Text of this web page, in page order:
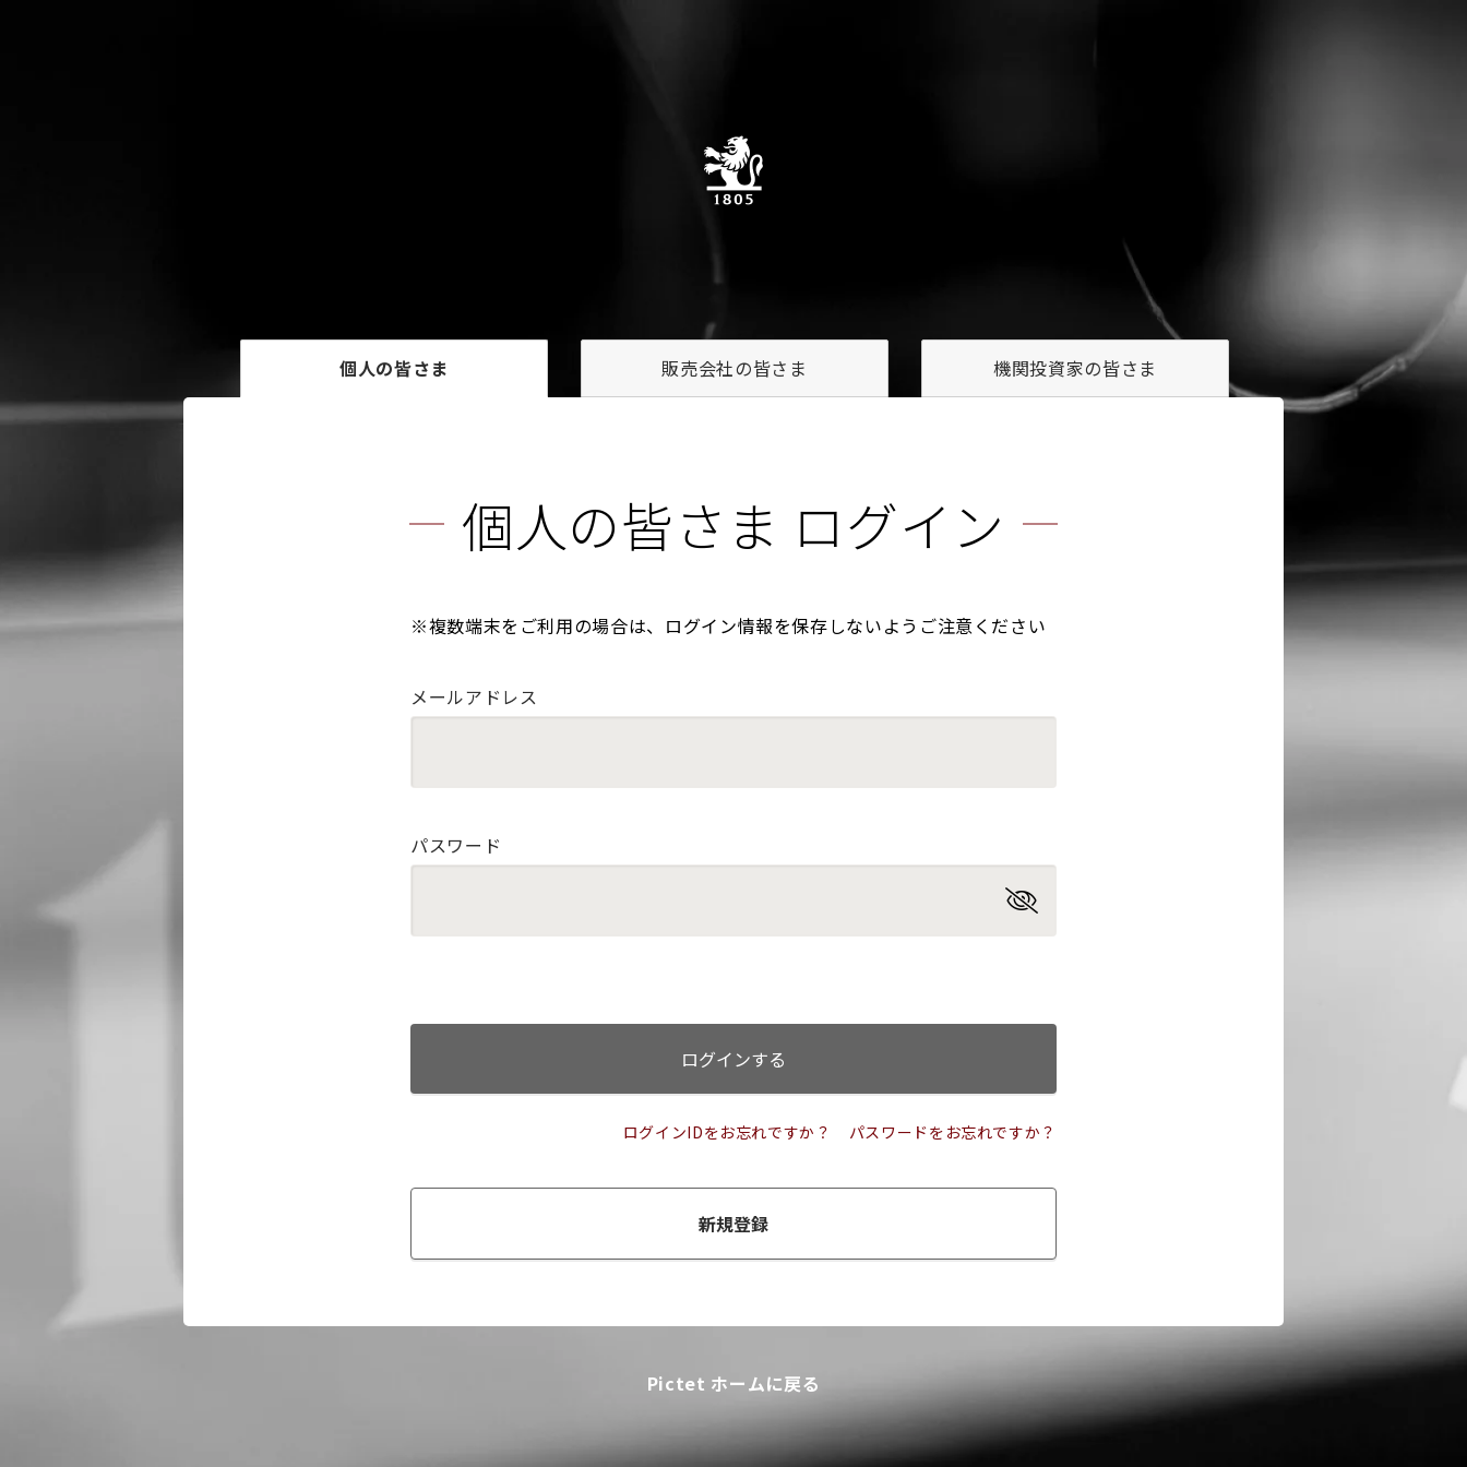
個人の皆さま 販売会社の皆さま 機関投資家の皆さま
個人の皆さま ログイン
※複数端末をご利用の場合は、ログイン情報を保存しないようご注意ください
メールアドレス
パスワード
ログインする
ログインIDをお忘れですか？ パスワードをお忘れですか？
新規登録
Pictet ホームに戻る